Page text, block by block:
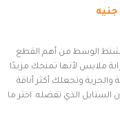
جنيه
الوسط من أهم القطع
ملابس لأنها تمنحك مزيدًا
والحرية وتجعلك أكثر أناقة
الستايل الذي تفضله. اختر ما